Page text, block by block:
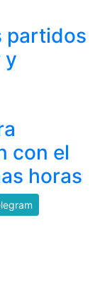
partidos
y
con el
horas